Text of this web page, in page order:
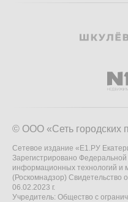
© ООО «Сеть городских
Сетевое издание «Е1.РУ
Зарегистрировано
информационных технологий и
(Роскомнадзор)
06.02.2023 г.
Учредитель: Общество с